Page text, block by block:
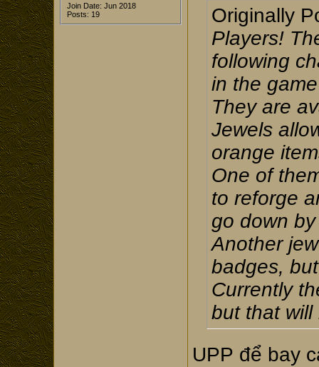
Join Date: Jun 2018
Posts: 19
Originally
Players!
following
in the
They are
Jewels
orange
One of
to reforge
go down
Another
badges,
Currently
but that will
UPP để bay